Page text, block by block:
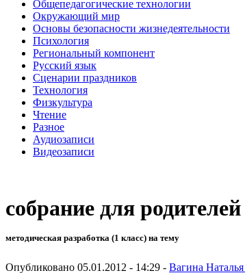
Общепедагогические технологии
Окружающий мир
Основы безопасности жизнедеятельности
Психология
Региональный компонент
Русский язык
Сценарии праздников
Технология
Физкультура
Чтение
Разное
Аудиозаписи
Видеозаписи
собрание для
методическая разработка (1 класс) на тему
Опубликовано 05.01.2012 - 14:29 - Вагина